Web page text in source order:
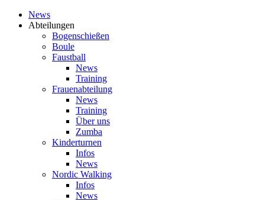
News
Abteilungen
Bogenschießen
Boule
Faustball
News
Training
Frauenabteilung
News
Training
Über uns
Zumba
Kinderturnen
Infos
News
Nordic Walking
Infos
News